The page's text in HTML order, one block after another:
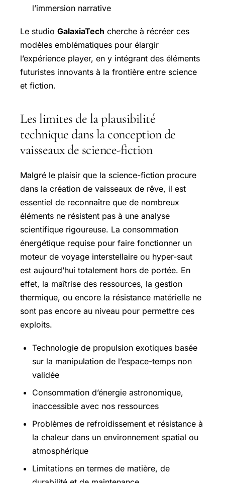
l’immersion narrative
Le studio GalaxiaTech cherche à récréer ces
modèles emblématiques pour élargir
l’expérience player, en y intégrant des éléments
futuristes innovants à la frontière entre science
et fiction.
Les limites de la plausibilité
technique dans la conception de
vaisseaux de science-fiction
Malgré le plaisir que la science-fiction procure
dans la création de vaisseaux de rêve, il est
essentiel de reconnaître que de nombreux
éléments ne résistent pas à une analyse
scientifique rigoureuse. La consommation
énergétique requise pour faire fonctionner un
moteur de voyage interstellaire ou hyper-saut
est aujourd’hui totalement hors de portée. En
effet, la maîtrise des ressources, la gestion
thermique, ou encore la résistance matérielle ne
sont pas encore au niveau pour permettre ces
exploits.
Technologie de propulsion exotiques basée
sur la manipulation de l’espace-temps non
validée
Consommation d’énergie astronomique,
inaccessible avec nos ressources
Problèmes de refroidissement et résistance à
la chaleur dans un environnement spatial ou
atmosphérique
Limitations en termes de matière, de